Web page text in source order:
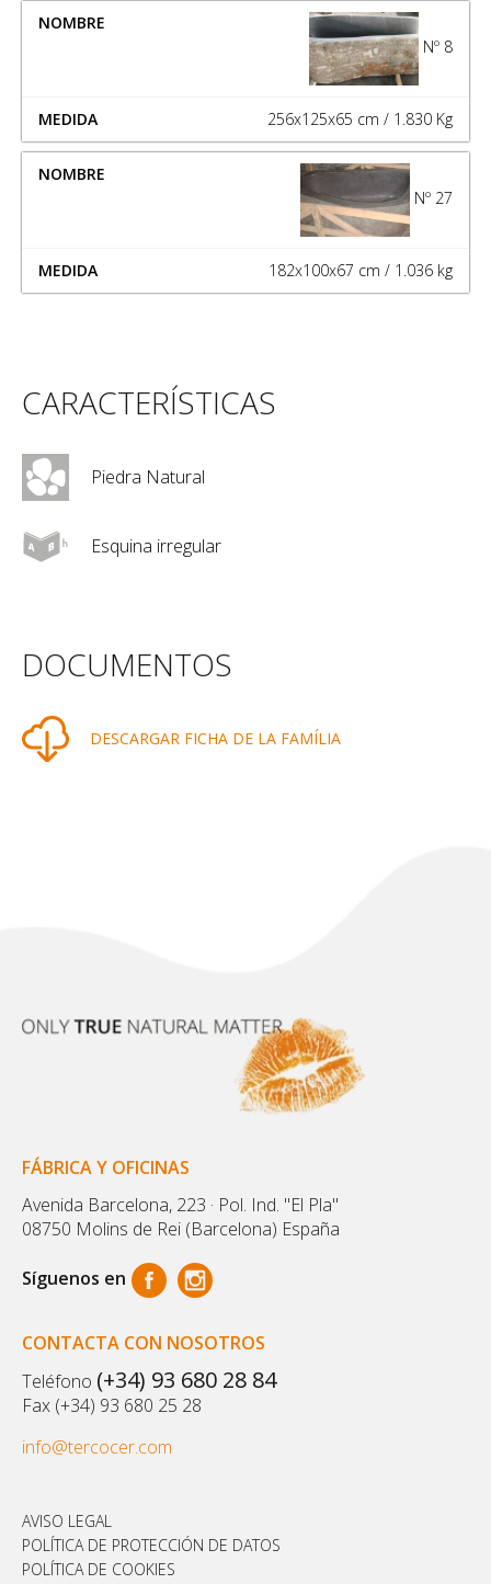
NOMBRE
Nº 8
256x125x65 cm / 1.830 Kg
Nº 27
182x100x67 cm / 1.036 kg
CARACTERÍSTICAS
Piedra Natural
Esquina irregular
DOCUMENTOS
DESCARGAR FICHA DE LA FAMÍLIA
FÁBRICA Y OFICINAS
Avenida Barcelona, 223 · Pol. Ind. "El Pla"
08750 Molins de Rei (Barcelona) España
Síguenos en
CONTACTA CON NOSOTROS
Teléfono (+34) 93 680 28 84
Fax (+34) 93 680 25 28
info@tercocer.com
AVISO LEGAL
POLÍTICA DE PROTECCIÓN DE DATOS
POLÍTICA DE COOKIES